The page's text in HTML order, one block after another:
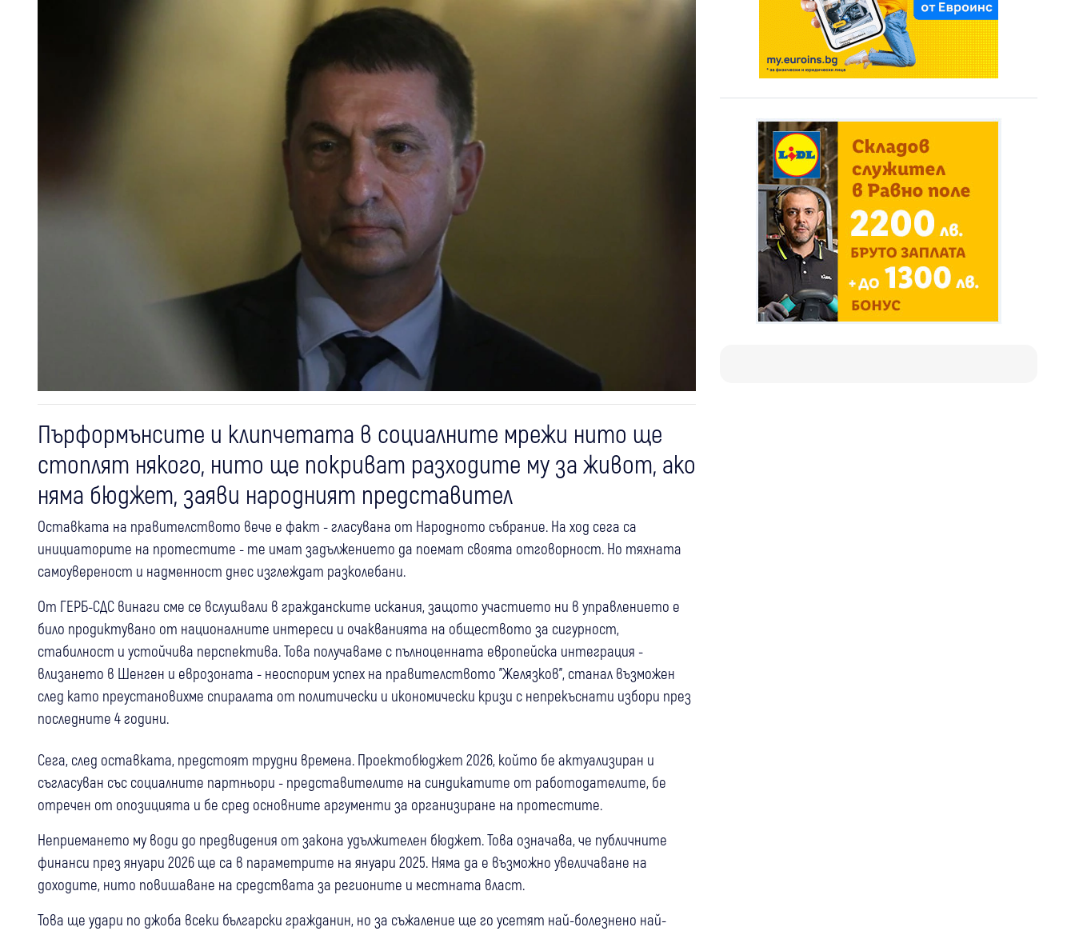
Пърформънсите и клипчетата в социалните мрежи нито ще
стоплят някого, нито ще покриват разходите му за живот, ако
няма бюджет, заяви народният представител
Оставката на правителството вече е факт - гласувана от Народното събрание. На ход сега са
инициаторите на протестите - те имат задължението да поемат своята отговорност. Но тяхната
самоувереност и надменност днес изглеждат разколебани.
От ГЕРБ-СДС винаги сме се вслушвали в гражданските искания, защото участието ни в управлението е
било продиктувано от националните интереси и очакванията на обществото за сигурност,
стабилност и устойчива перспектива. Това получаваме с пълноценната европейска интеграция -
влизането в Шенген и еврозоната - неоспорим успех на правителството "Желязков", станал възможен
след като преустановихме спиралата от политически и икономически кризи с непрекъснати избори през
последните 4 години.
Сега, след оставката, предстоят трудни времена. Проектобюджет 2026, който бе актуализиран и
съгласуван със социалните партньори - представителите на синдикатите от работодателите, бе
отречен от опозицията и бе сред основните аргументи за организиране на протестите.
Неприемането му води до предвидения от закона удължителен бюджет. Това означава, че публичните
финанси през януари 2026 ще са в параметрите на януари 2025. Няма да е възможно увеличаване на
доходите, нито повишаване на средствата за регионите и местната власт.
Това ще удари по джоба всеки български гражданин, но за съжаление ще го усетят най-болезнено най-